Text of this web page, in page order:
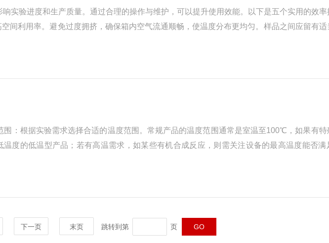
实验进度和生产质量。通过合理的操作与维护，可以提升使用效能。以下是五个实用的效
间利用率。避免过度拥挤，确保箱内空气流通顺畅，使温度分布更均匀。样品之间应留有
：根据实验需求选择合适的温度范围。常规产品的温度范围通常是室温至100℃，如果有特
度的低温型产品；若有高温需求，如某些有机合成反应，则需关注设备的最高温度能否满
下一页 末页 跳转到第 页